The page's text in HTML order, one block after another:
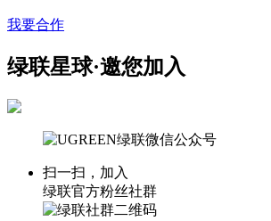
我要合作
绿联星球·邀您加入
扫一扫，加入
绿联官方粉丝社群